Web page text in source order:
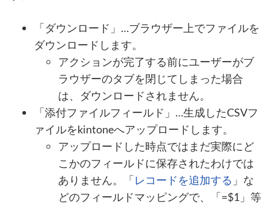
「ダウンロード」…ブラウザー上でファイルを
ダウンロードします。
アクションが完了する前にユーザーがブ
ラウザーのタブを閉じてしまった場合
は、ダウンロードされません。
「添付ファイルフィールド」…生成したCSVフ
ァイルをkintoneへアップロードします。
アップロードした時点ではまだ実際にど
こかのフィールドに保存されたわけでは
ありません。「レコードを追加する 」な
どのフィールドマッピングで、「=$1」等